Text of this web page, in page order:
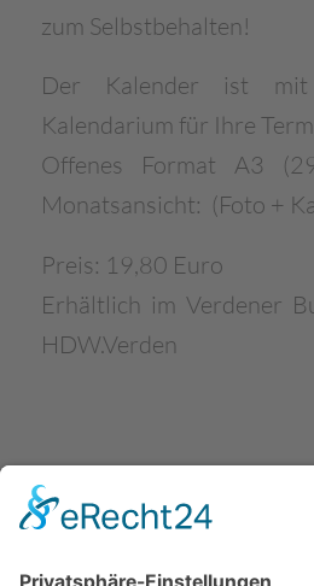
zum Selbstbehalten!
Der Kalender ist mit
Kalendarium für Ihre
Offenes Format A3
Monatsansicht: (Foto +
Preis: 19,80 Euro
Erhältlich im Verdener
HDW.Verden